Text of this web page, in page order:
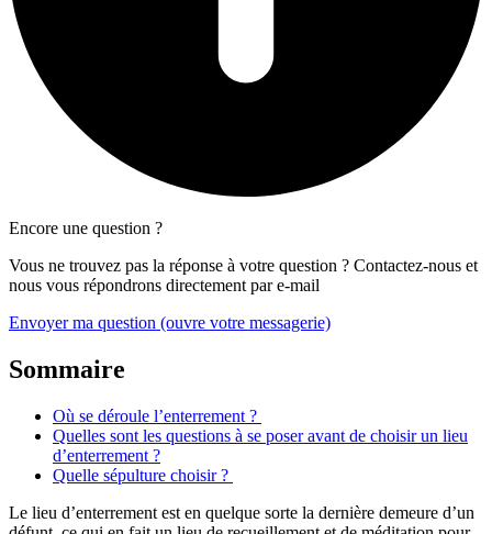
Encore une question ?
Vous ne trouvez pas la réponse à votre question ? Contactez-nous et
nous vous répondrons directement par e-mail
Envoyer ma question (ouvre votre messagerie)
Sommaire
Où se déroule l’enterrement ?
Quelles sont les questions à se poser avant de choisir un lieu
d’enterrement ?
Quelle sépulture choisir ?
Le lieu d’enterrement est en quelque sorte la dernière demeure d’un